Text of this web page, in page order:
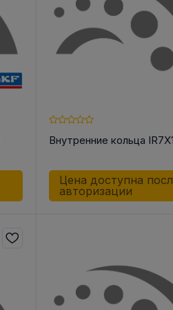
Внутренние кольца
Цена доступна
авторизации